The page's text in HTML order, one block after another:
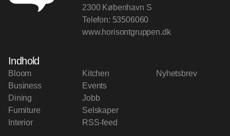
2300 København S
Telefon: 53506060
www.horisontgruppen.dk
Indhold
Bloom
Business
Dining
Furniture
Interior
Kitchen
Events
Jobb
Selskaper
RSS-feed
Nyhetsbrev